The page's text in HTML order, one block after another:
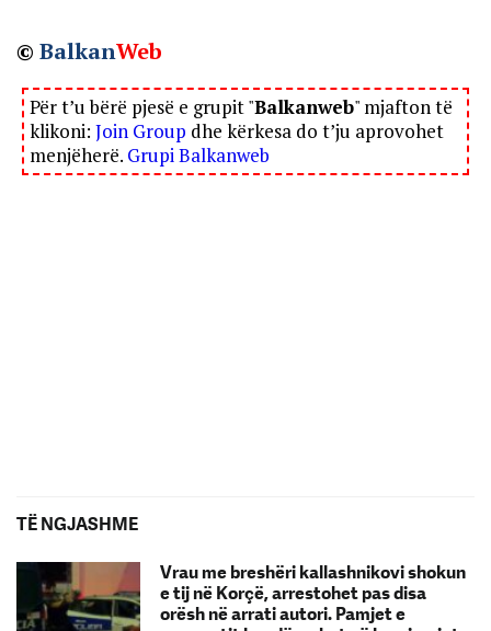
© BalkanWeb
Për t’u bërë pjesë e grupit "Balkanweb" mjafton të
klikoni: Join Group dhe kërkesa do t’ju aprovohet
menjëherë. Grupi Balkanweb
TË NGJASHME
Vrau me breshëri kallashnikovi shokun
e tij në Korçë, arrestohet pas disa
orësh në arrati autori. Pamjet e